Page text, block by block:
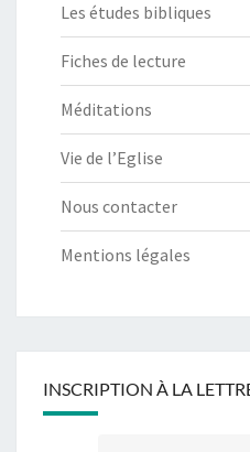
Les études bibliques
Fiches de lecture
Méditations
Vie de l’Eglise
Nous contacter
Mentions légales
INSCRIPTION À LA